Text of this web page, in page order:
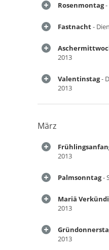
Rosenmontag-
Fastnacht-
2013
Valentinstag-
2013
März
2013
Palmsonntag-
Mariä
2013
2013